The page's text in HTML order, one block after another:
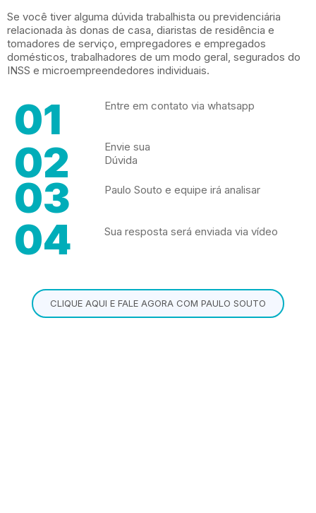
Se você tiver alguma dúvida trabalhista ou previdenciária
relacionada às donas de casa, diaristas de residência e
tomadores de serviço, empregadores e empregados
domésticos, trabalhadores de um modo geral, segurados do
INSS e microempreendedores individuais.
01 Entre em contato via whatsapp
02
Envie sua
Dúvida
03 Paulo Souto e equipe irá analisar
04 Sua resposta será enviada via vídeo
CLIQUE AQUI E FALE AGORA COM PAULO SOUTO